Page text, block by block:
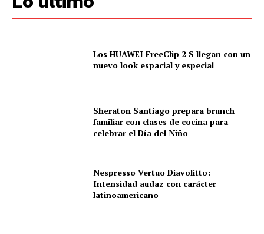
Los HUAWEI FreeClip 2 S llegan con un
nuevo look espacial y especial
Sheraton Santiago prepara brunch
familiar con clases de cocina para
celebrar el Día del Niño
Nespresso Vertuo Diavolitto:
Intensidad audaz con carácter
latinoamericano